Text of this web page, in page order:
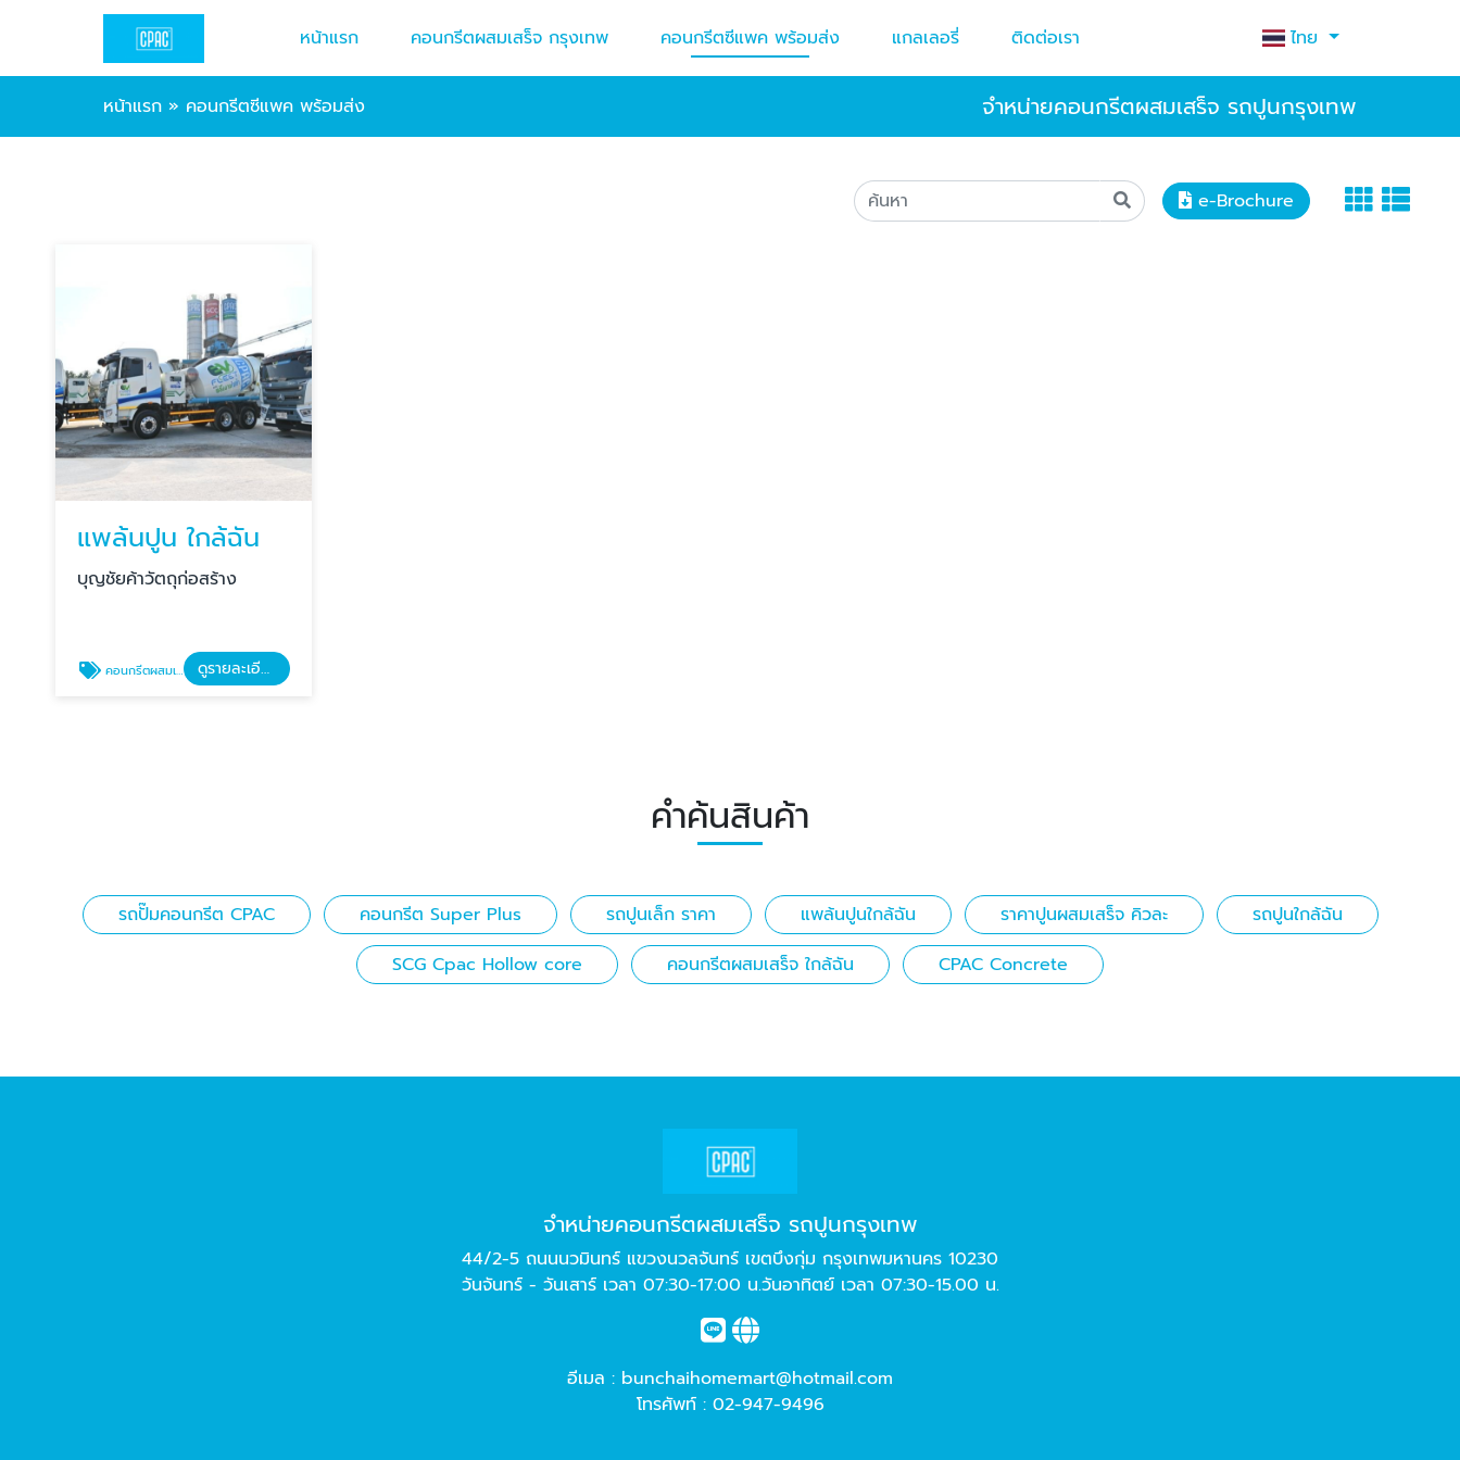
หน้าแรก คอนกรีตผสมเสร็จ กรุงเทพ คอนกรีตซีแพค พร้อมส่ง แกลเลอรี่ ติดต่อเรา ไทย
หน้าแรก » คอนกรีตซีแพค พร้อมส่ง จำหน่ายคอนกรีตผสมเสร็จ รถปูนกรุงเทพ
e-Brochure
แพล้นปูน ใกล้ฉัน
บุญชัยค้าวัตถุก่อสร้าง
คอนกรีตผสมเสร็จ ใกล้ฉัน ดูรายละเอียด
คำค้นสินค้า
รถปั๊มคอนกรีต CPAC คอนกรีต Super Plus รถปูนเล็ก ราคา แพล้นปูนใกล้ฉัน ราคาปูนผสมเสร็จ คิวละ
รถปูนใกล้ฉัน
SCG Cpac Hollow core
คอนกรีตผสมเสร็จ ใกล้ฉัน CPAC Concrete
จำหน่ายคอนกรีตผสมเสร็จ รถปูนกรุงเทพ
44/2-5 ถนนนวมินทร์ แขวงนวลจันทร์ เขตบึงกุ่ม กรุงเทพมหานคร 10230
วันจันทร์ - วันเสาร์ เวลา 07:30-17:00 น.วันอาทิตย์ เวลา 07:30-15.00 น.
อีเมล : bunchaihomemart@hotmail.com
โทรศัพท์ : 02-947-9496